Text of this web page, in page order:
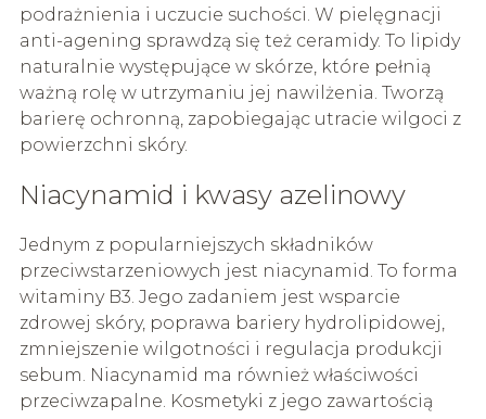
podrażnienia i uczucie suchości. W pielęgnacji
anti-agening sprawdzą się też ceramidy. To lipidy
naturalnie występujące w skórze, które pełnią
ważną rolę w utrzymaniu jej nawilżenia. Tworzą
barierę ochronną, zapobiegając utracie wilgoci z
powierzchni skóry.
Niacynamid i kwasy azelinowy
Jednym z popularniejszych składników
przeciwstarzeniowych jest niacynamid. To forma
witaminy B3. Jego zadaniem jest wsparcie
zdrowej skóry, poprawa bariery hydrolipidowej,
zmniejszenie wilgotności i regulacja produkcji
sebum. Niacynamid ma również właściwości
przeciwzapalne. Kosmetyki z jego zawartością